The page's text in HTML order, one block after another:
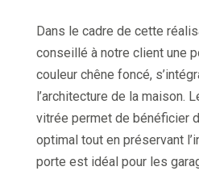
Dans le cadre de cette
conseillé à notre client une
couleur chêne foncé,
l’architecture de la maison.
vitrée permet de bénéficier
optimal tout en préservant
porte est idéal pour les